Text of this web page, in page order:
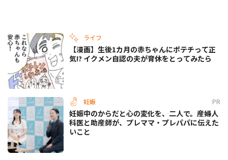
ライフ
【漫画】生後1カ月の赤ちゃんにポテチって正
気!? イクメン自認の夫が育休をとってみたら
妊娠 PR
妊娠中のからだと心の変化を、二人で。産婦人
科医と助産師が、プレママ・プレパパに伝えた
いこと